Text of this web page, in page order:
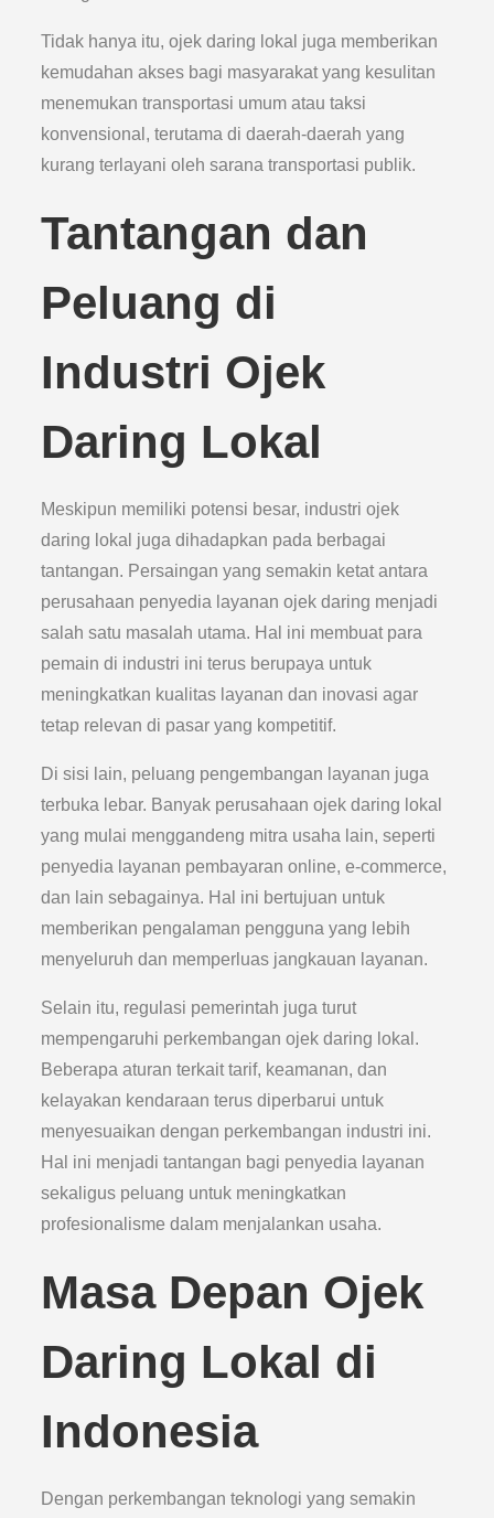
Tidak hanya itu, ojek daring lokal juga memberikan
kemudahan akses bagi masyarakat yang kesulitan
menemukan transportasi umum atau taksi
konvensional, terutama di daerah-daerah yang
kurang terlayani oleh sarana transportasi publik.
Tantangan dan
Peluang di
Industri Ojek
Daring Lokal
Meskipun memiliki potensi besar, industri ojek
daring lokal juga dihadapkan pada berbagai
tantangan. Persaingan yang semakin ketat antara
perusahaan penyedia layanan ojek daring menjadi
salah satu masalah utama. Hal ini membuat para
pemain di industri ini terus berupaya untuk
meningkatkan kualitas layanan dan inovasi agar
tetap relevan di pasar yang kompetitif.
Di sisi lain, peluang pengembangan layanan juga
terbuka lebar. Banyak perusahaan ojek daring lokal
yang mulai menggandeng mitra usaha lain, seperti
penyedia layanan pembayaran online, e-commerce,
dan lain sebagainya. Hal ini bertujuan untuk
memberikan pengalaman pengguna yang lebih
menyeluruh dan memperluas jangkauan layanan.
Selain itu, regulasi pemerintah juga turut
mempengaruhi perkembangan ojek daring lokal.
Beberapa aturan terkait tarif, keamanan, dan
kelayakan kendaraan terus diperbarui untuk
menyesuaikan dengan perkembangan industri ini.
Hal ini menjadi tantangan bagi penyedia layanan
sekaligus peluang untuk meningkatkan
profesionalisme dalam menjalankan usaha.
Masa Depan Ojek
Daring Lokal di
Indonesia
Dengan perkembangan teknologi yang semakin